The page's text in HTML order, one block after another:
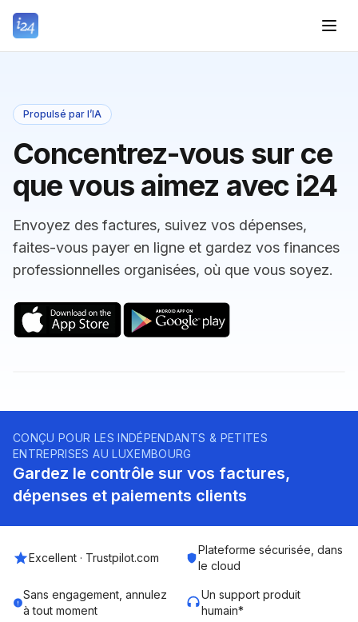
Propulsé par l’IA
Concentrez-vous sur ce
que vous aimez avec i24
Envoyez des factures, suivez vos dépenses,
faites-vous payer en ligne et gardez vos finances
professionnelles organisées, où que vous soyez.
CONÇU POUR LES INDÉPENDANTS & PETITES
ENTREPRISES AU LUXEMBOURG
Gardez le contrôle sur vos factures,
dépenses et paiements clients
Excellent · Trustpilot.com
Plateforme sécurisée, dans
le cloud
Sans engagement, annulez
à tout moment
Un support produit
humain*